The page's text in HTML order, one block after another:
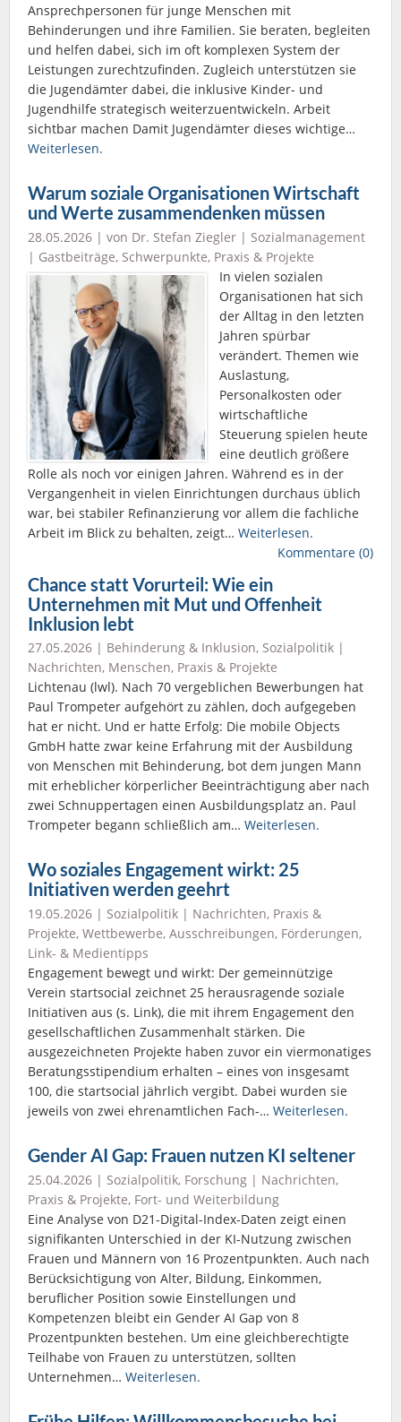
Ansprechpersonen für junge Menschen mit
Behinderungen und ihre Familien. Sie beraten, begleiten
und helfen dabei, sich im oft komplexen System der
Leistungen zurechtzufinden. Zugleich unterstützen sie
die Jugendämter dabei, die inklusive Kinder- und
Jugendhilfe strategisch weiterzuentwickeln. Arbeit
sichtbar machen Damit Jugendämter dieses wichtige…
Weiterlesen.
Warum soziale Organisationen Wirtschaft
und Werte zusammendenken müssen
28.05.2026 | von Dr. Stefan Ziegler | Sozialmanagement
| Gastbeiträge, Schwerpunkte, Praxis & Projekte
In vielen sozialen
Organisationen hat sich
der Alltag in den letzten
Jahren spürbar
verändert. Themen wie
Auslastung,
Personalkosten oder
wirtschaftliche
Steuerung spielen heute
eine deutlich größere
Rolle als noch vor einigen Jahren. Während es in der
Vergangenheit in vielen Einrichtungen durchaus üblich
war, bei stabiler Refinanzierung vor allem die fachliche
Arbeit im Blick zu behalten, zeigt… Weiterlesen.
Kommentare (0)
Chance statt Vorurteil: Wie ein
Unternehmen mit Mut und Offenheit
Inklusion lebt
27.05.2026 | Behinderung & Inklusion, Sozialpolitik |
Nachrichten, Menschen, Praxis & Projekte
Lichtenau (lwl). Nach 70 vergeblichen Bewerbungen hat
Paul Trompeter aufgehört zu zählen, doch aufgegeben
hat er nicht. Und er hatte Erfolg: Die mobile Objects
GmbH hatte zwar keine Erfahrung mit der Ausbildung
von Menschen mit Behinderung, bot dem jungen Mann
mit erheblicher körperlicher Beeinträchtigung aber nach
zwei Schnuppertagen einen Ausbildungsplatz an. Paul
Trompeter begann schließlich am… Weiterlesen.
Wo soziales Engagement wirkt: 25
Initiativen werden geehrt
19.05.2026 | Sozialpolitik | Nachrichten, Praxis &
Projekte, Wettbewerbe, Ausschreibungen, Förderungen,
Link- & Medientipps
Engagement bewegt und wirkt: Der gemeinnützige
Verein startsocial zeichnet 25 herausragende soziale
Initiativen aus (s. Link), die mit ihrem Engagement den
gesellschaftlichen Zusammenhalt stärken. Die
ausgezeichneten Projekte haben zuvor ein viermonatiges
Beratungsstipendium erhalten – eines von insgesamt
100, die startsocial jährlich vergibt. Dabei wurden sie
jeweils von zwei ehrenamtlichen Fach-… Weiterlesen.
Gender AI Gap: Frauen nutzen KI seltener
25.04.2026 | Sozialpolitik, Forschung | Nachrichten,
Praxis & Projekte, Fort- und Weiterbildung
Eine Analyse von D21-Digital-Index-Daten zeigt einen
signifikanten Unterschied in der KI-Nutzung zwischen
Frauen und Männern von 16 Prozentpunkten. Auch nach
Berücksichtigung von Alter, Bildung, Einkommen,
beruflicher Position sowie Einstellungen und
Kompetenzen bleibt ein Gender AI Gap von 8
Prozentpunkten bestehen. Um eine gleichberechtigte
Teilhabe von Frauen zu unterstützen, sollten
Unternehmen… Weiterlesen.